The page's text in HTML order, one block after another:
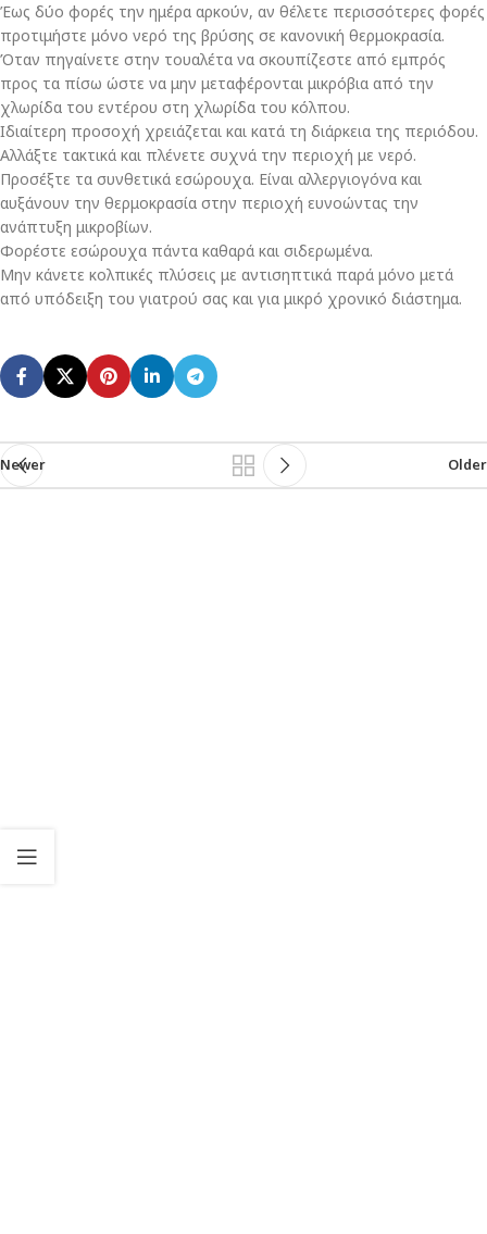
Έως δύο φορές την ημέρα αρκούν, αν θέλετε περισσότερες φορές
προτιμήστε μόνο νερό της βρύσης σε κανονική θερμοκρασία.
Όταν πηγαίνετε στην τουαλέτα να σκουπίζεστε από εμπρός
προς τα πίσω ώστε να μην μεταφέρονται μικρόβια από την
χλωρίδα του εντέρου στη χλωρίδα του κόλπου.
Ιδιαίτερη προσοχή χρειάζεται και κατά τη διάρκεια της περιόδου.
Αλλάξτε τακτικά και πλένετε συχνά την περιοχή με νερό.
Προσέξτε τα συνθετικά εσώρουχα. Είναι αλλεργιογόνα και
αυξάνουν την θερμοκρασία στην περιοχή ευνοώντας την
ανάπτυξη μικροβίων.
Φορέστε εσώρουχα πάντα καθαρά και σιδερωμένα.
Μην κάνετε κολπικές πλύσεις με αντισηπτικά παρά μόνο μετά
από υπόδειξη του γιατρού σας και για μικρό χρονικό διάστημα.
Newer Older